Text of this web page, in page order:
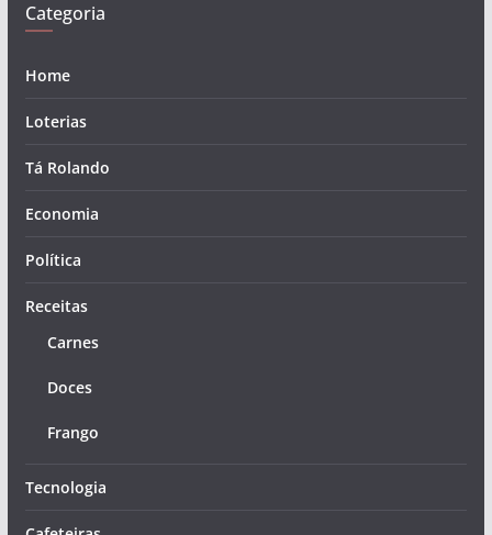
Categoria
Home
Loterias
Tá Rolando
Economia
Política
Receitas
Carnes
Doces
Frango
Tecnologia